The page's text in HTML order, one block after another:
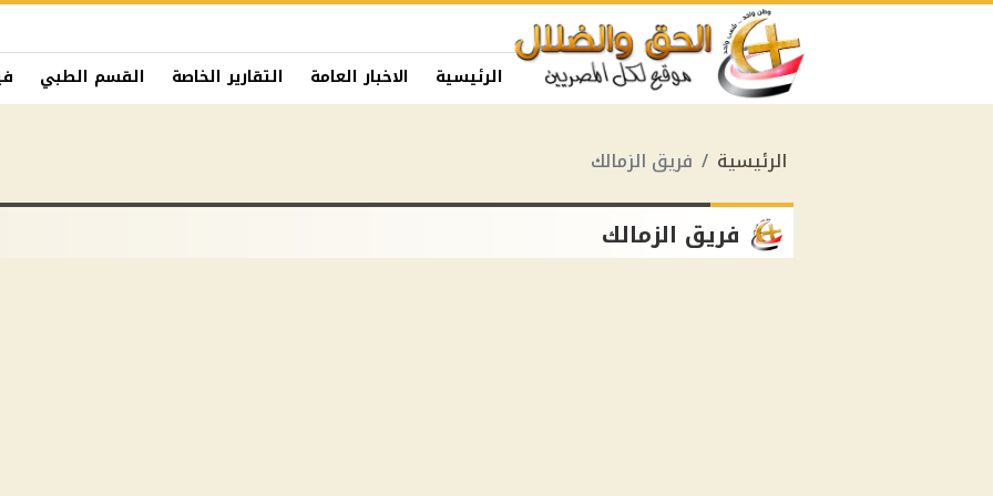
الرئيسية الاخبار العامة التقارير الخاصة القسم الطبي
الرئيسية فريق الزمالك
فريق الزمالك